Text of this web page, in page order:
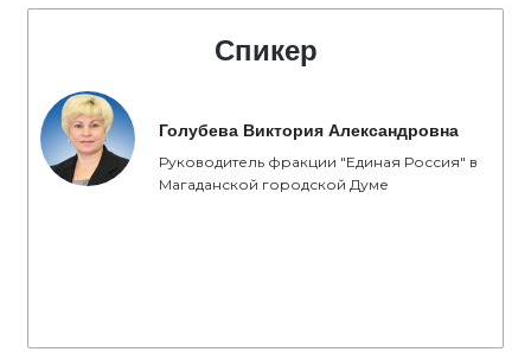
Спикер
Голубева Виктория Александровна
Руководитель фракции "Единая Россия" в
Магаданской городской Думе